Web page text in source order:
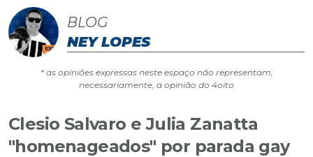
BLOG
NEY LOPES
* as opiniões expressas neste espaço não representam,
necessariamente, a opinião do 4oito
Clesio Salvaro e Julia Zanatta
"homenageados" por parada gay